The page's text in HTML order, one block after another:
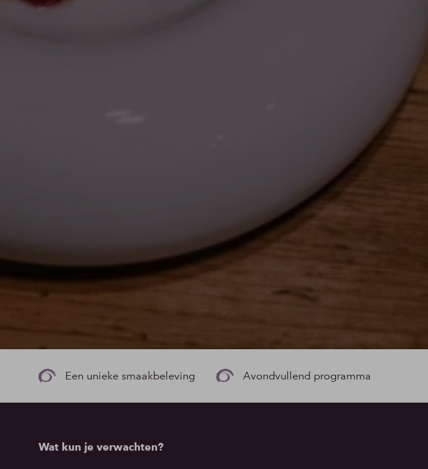
Een unieke smaakbeleving Avondvullend programma
Wat kun je verwachten?